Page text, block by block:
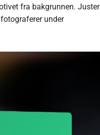
fra bakgrunnen. Juster
under